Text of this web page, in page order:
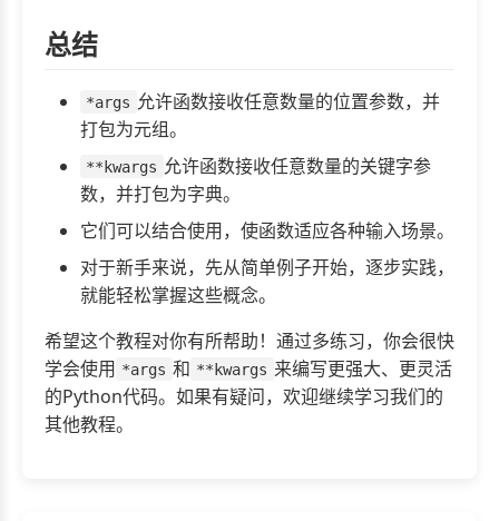
总结
*args 允许函数接收任意数量的位置参数，并
打包为元组。
**kwargs 允许函数接收任意数量的关键字参
数，并打包为字典。
它们可以结合使用，使函数适应各种输入场景。
对于新手来说，先从简单例子开始，逐步实践，
就能轻松掌握这些概念。
希望这个教程对你有所帮助！通过多练习，你会很快
学会使用 *args 和 **kwargs 来编写更强大、更灵活
的Python代码。如果有疑问，欢迎继续学习我们的
其他教程。